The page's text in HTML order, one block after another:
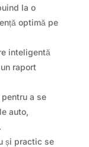
la o
optimă pe
inteligentă
raport
a se
auto,
și practic se